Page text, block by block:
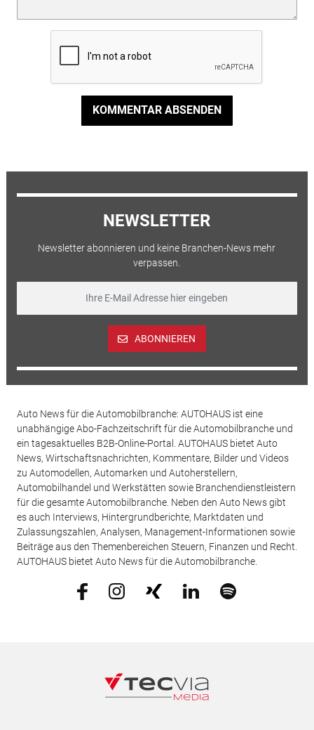
KOMMENTAR ABSENDEN
NEWSLETTER
Newsletter abonnieren und keine Branchen-News mehr
verpassen.
ABONNIEREN
Auto News für die Automobilbranche: AUTOHAUS ist eine
unabhängige Abo-Fachzeitschrift für die Automobilbranche und
ein tagesaktuelles B2B-Online-Portal. AUTOHAUS bietet Auto
News, Wirtschaftsnachrichten, Kommentare, Bilder und Videos
zu Automodellen, Automarken und Autoherstellern,
Automobilhandel und Werkstätten sowie Branchendienstleistern
für die gesamte Automobilbranche. Neben den Auto News gibt
es auch Interviews, Hintergrundberichte, Marktdaten und
Zulassungszahlen, Analysen, Management-Informationen sowie
Beiträge aus den Themenbereichen Steuern, Finanzen und Recht.
AUTOHAUS bietet Auto News für die Automobilbranche.